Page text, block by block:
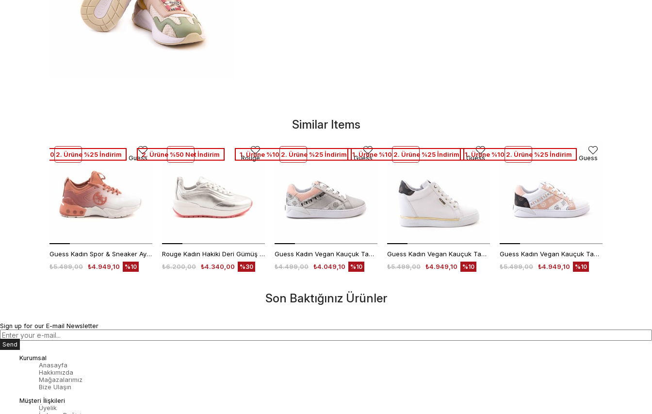
Similar Items
Guess Kadın Spor & Sneaker Ayakkabı FL6T2CELE12
₺4.949,10
₺5.499,00 %10
1. Ürüne %10 2. Ürüne %25 İndirim Guess
Rouge Kadın Hakiki Deri Gümüş Spor & Sneaker Ayakkabı
₺4.340,00
₺6.200,00 %30
2. Ürüne %50 Net İndirim Rouge
Guess Kadın Vegan Kauçuk Taban Gümüş Spor & Sneaker Ayakkabı
₺4.049,10
₺4.499,00 %10
1. Ürüne %10 2. Ürüne %25 İndirim Guess
Guess Kadın Vegan Kauçuk Taban Beyaz Spor & Sneaker Ayakkabı
₺4.949,10
₺5.499,00 %10
1. Ürüne %10 2. Ürüne %25 İndirim Guess
Guess Kadın Vegan Kauçuk Taban Beyaz Spor & Sneaker Ayakkabı
₺4.949,10
₺5.499,00 %10
1. Ürüne %10 2. Ürüne %25 İndirim Guess
Son Baktığınız Ürünler
Sign up for our E-mail Newsletter
Send
Kurumsal
Anasayfa
Hakkımızda
Mağazalarımız
Bize Ulaşın
Müşteri İlişkileri
Üyelik